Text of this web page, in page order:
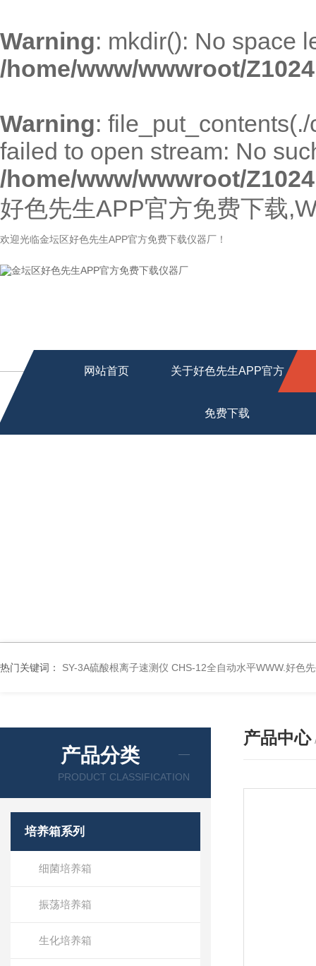
Warning: mkdir(): No space
/home/www/wwwroot/
Warning:
failed to open stream: No
/home/www/wwwroot/
好色先生APP官方免费下载
欢迎光临金坛区好色先生APP官方免费下载仪器厂！
网站首页 关于好色先生APP官方
免费下载
热门关键词： SY-3A硫酸根离子速测仪 CHS-12全自动水平WWW.好色
产品分类
PRODUCT CLASSIFICATION
培养箱系列
细菌培养箱
振荡培养箱
生化培养箱
产品中心